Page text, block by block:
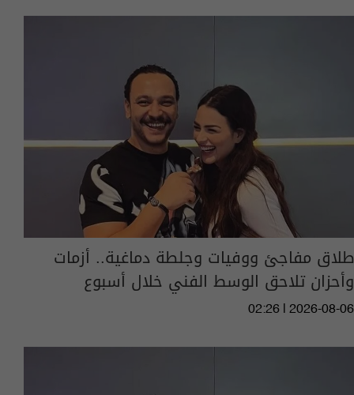
طلاق مفاجئ ووفيات وجلطة دماغية.. أزمات
وأحزان تلاحق الوسط الفني خلال أسبوع
02:26 | 2026-08-06